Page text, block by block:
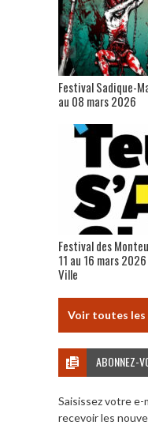
Festival Sadique-
au 08 mars 2026
Festival des
11 au 16 mars
Ville
Voir toutes les
ABONNEZ-
Saisissez votre
recevoir les